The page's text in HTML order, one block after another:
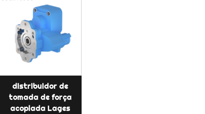
distribuidor de
tomada de força
acoplada Lages